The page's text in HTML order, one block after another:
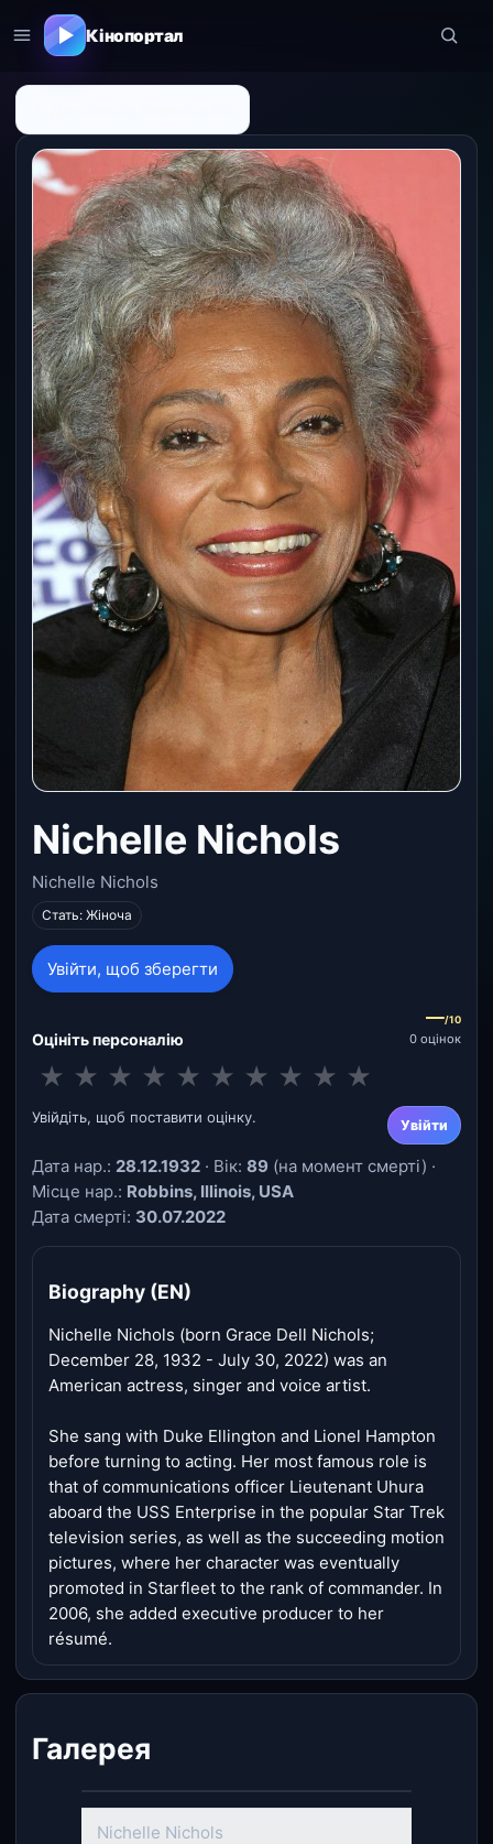
Кінопортал
Nichelle Nichols
Nichelle Nichols
Стать: Жіноча
Увійти, щоб зберегти
Оцініть персоналію
—/10
0 оцінок
★ ★ ★ ★ ★ ★ ★ ★ ★ ★
Увійдіть, щоб поставити оцінку. Увійти
Дата нар.: 28.12.1932 · Вік: 89 (на момент смерті) ·
Місце нар.: Robbins, Illinois, USA
Дата смерті: 30.07.2022
Biography (EN)
Nichelle Nichols (born Grace Dell Nichols;
December 28, 1932 - July 30, 2022) was an
American actress, singer and voice artist.
She sang with Duke Ellington and Lionel Hampton
before turning to acting. Her most famous role is
that of communications officer Lieutenant Uhura
aboard the USS Enterprise in the popular Star Trek
television series, as well as the succeeding motion
pictures, where her character was eventually
promoted in Starfleet to the rank of commander. In
2006, she added executive producer to her
résumé.
Галерея
Nichelle Nichols